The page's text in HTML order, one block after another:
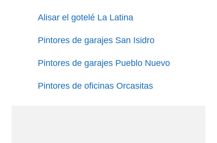
Alisar el gotelé La Latina
Pintores de garajes San Isidro
Pintores de garajes Pueblo Nuevo
Pintores de oficinas Orcasitas